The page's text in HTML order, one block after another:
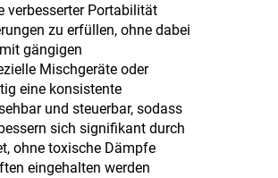
verbesserter Portabilität
zu erfüllen, ohne dabei
gängigen
Mischgeräte oder
eine konsistente
und steuerbar, sodass
sich signifikant durch
ohne toxische Dämpfe
eingehalten werden